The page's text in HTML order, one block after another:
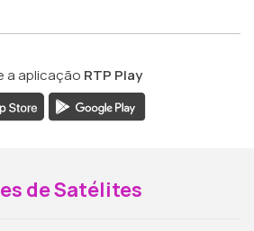
a aplicação RTP Play
de Satélites